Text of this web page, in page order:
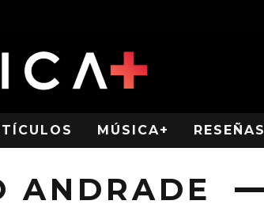
MÚSICA+ RESEÑAS
ANDRADE